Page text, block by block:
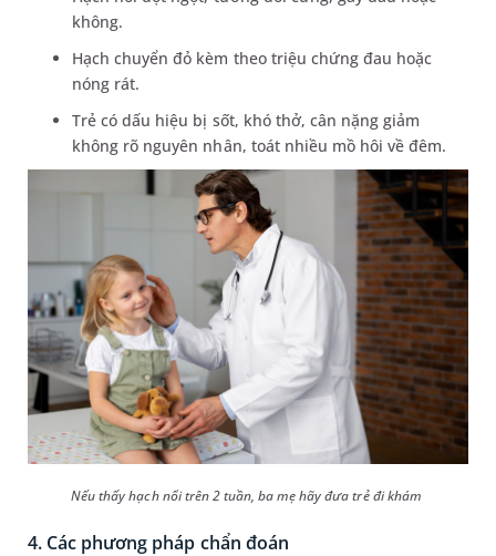
không.
Hạch chuyển đỏ kèm theo triệu chứng đau hoặc
nóng rát.
Trẻ có dấu hiệu bị sốt, khó thở, cân nặng giảm
không rõ nguyên nhân, toát nhiều mồ hôi về đêm.
Nếu thấy hạch nổi trên 2 tuần, ba mẹ hãy đưa trẻ đi khám
4. Các phương pháp chẩn đoán